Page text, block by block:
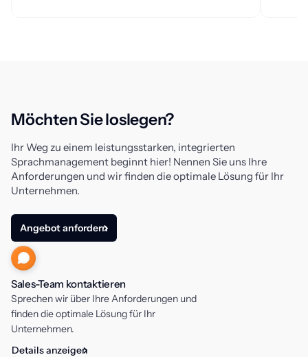
Möchten Sie loslegen?
Ihr Weg zu einem leistungsstarken, integrierten
Sprachmanagement beginnt hier! Nennen Sie uns Ihre
Anforderungen und wir finden die optimale Lösung für Ihr
Unternehmen.
Angebot anfordern
Sales-Team kontaktieren
Sprechen wir über Ihre Anforderungen und
finden die optimale Lösung für Ihr
Unternehmen.
Details anzeigen